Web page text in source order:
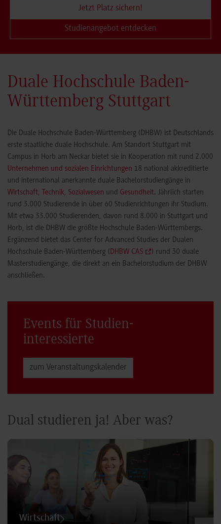
Jetzt Platz sichern!
Studienangebot entdecken
Duale Hochschule Baden-
Württemberg Stuttgart
Die Duale Hochschule Baden-Württemberg (DHBW) ist Deutschlands
erste staatliche duale Hochschule. Am Standort Stuttgart mit
Campus in Horb am Neckar bietet sie in Kooperation mit rund 2.000
Unternehmen und sozialen Einrichtungen 18 national akkreditierte
und international anerkannte duale Bachelorstudiengänge in
Wirtschaft, Technik, Sozialwesen und Gesundheit. Jährlich starten
rund 3.000 Studierende in über 60 Studienrichtungen ihr Studium.
Mit etwa 33.000 Studierenden, davon rund 8.000 in Stuttgart und
Horb, ist die DHBW die größte Hochschule Baden-Württembergs.
Ergänzend bietet das Center for Advanced Studies der Dualen
Hochschule Baden-Württemberg (DHBW CAS
) rund 30 duale
Masterstudiengänge, die direkt an ein Bachelorstudium der DHBW
anschließen.
Events für Studien­
interessierte
zum Veranstaltungs­kalender
Dual studieren ja! Aber was?
Wirtschaft